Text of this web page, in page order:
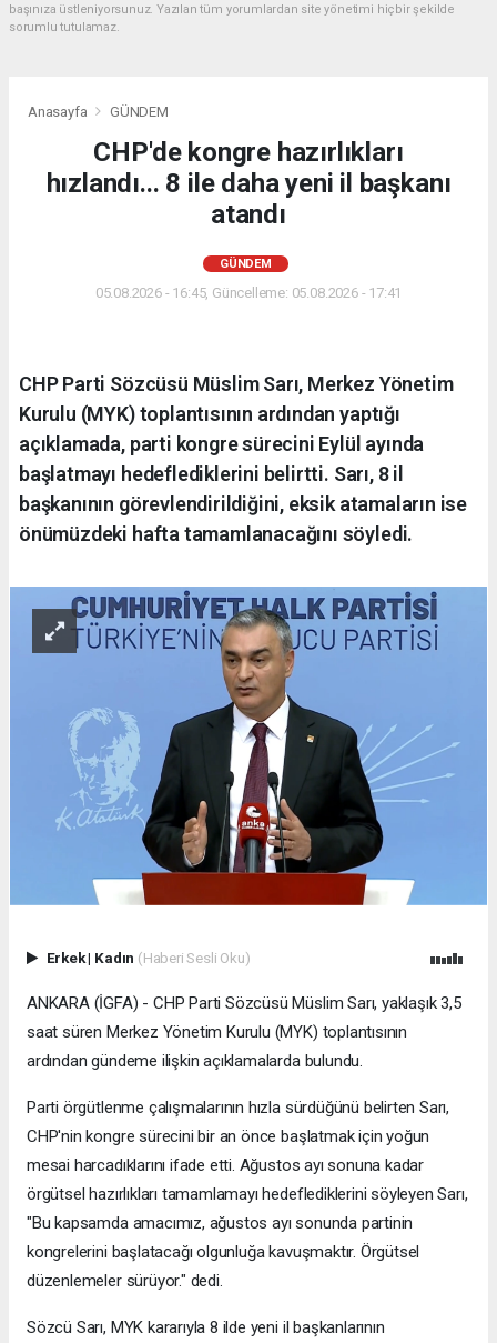
başınıza üstleniyorsunuz. Yazılan tüm yorumlardan site yönetimi hiçbir şekilde
sorumlu tutulamaz.
Anasayfa GÜNDEM
CHP'de kongre hazırlıkları
hızlandı... 8 ile daha yeni il başkanı
atandı
GÜNDEM
05.08.2026 - 16:45, Güncelleme: 05.08.2026 - 17:41
CHP Parti Sözcüsü Müslim Sarı, Merkez Yönetim
Kurulu (MYK) toplantısının ardından yaptığı
açıklamada, parti kongre sürecini Eylül ayında
başlatmayı hedeflediklerini belirtti. Sarı, 8 il
başkanının görevlendirildiğini, eksik atamaların ise
önümüzdeki hafta tamamlanacağını söyledi.
Erkek| Kadın (Haberi Sesli Oku)
ANKARA (İGFA) - CHP Parti Sözcüsü Müslim Sarı, yaklaşık 3,5
saat süren Merkez Yönetim Kurulu (MYK) toplantısının
ardından gündeme ilişkin açıklamalarda bulundu.
Parti örgütlenme çalışmalarının hızla sürdüğünü belirten Sarı,
CHP'nin kongre sürecini bir an önce başlatmak için yoğun
mesai harcadıklarını ifade etti. Ağustos ayı sonuna kadar
örgütsel hazırlıkları tamamlamayı hedeflediklerini söyleyen Sarı,
"Bu kapsamda amacımız, ağustos ayı sonunda partinin
kongrelerini başlatacağı olgunluğa kavuşmaktır. Örgütsel
düzenlemeler sürüyor." dedi.
Sözcü Sarı, MYK kararıyla 8 ilde yeni il başkanlarının